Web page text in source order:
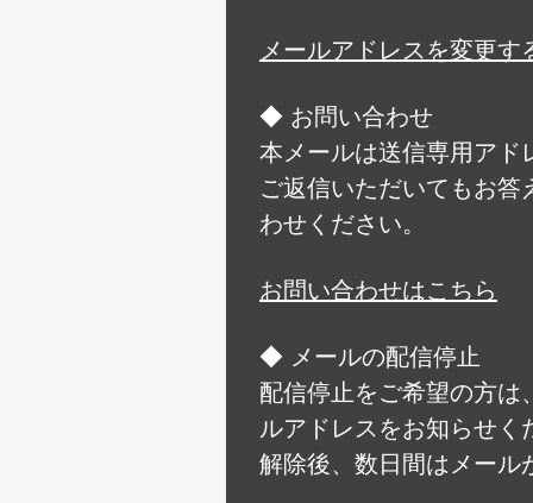
メールアドレスを変更す
◆ お問い合わせ
本メールは送信専用ア
ご返信いただいてもお
わせください。
お問い合わせはこちら
◆ メールの配信停止
配信停止をご希望の方
ルアドレスをお知らせく
解除後、数日間はメー